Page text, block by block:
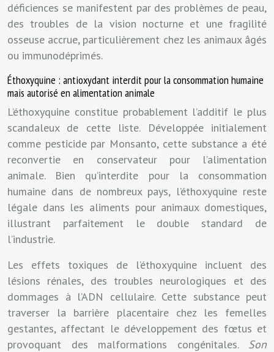
déficiences se manifestent par des problèmes de peau,
des troubles de la vision nocturne et une fragilité
osseuse accrue, particulièrement chez les animaux âgés
ou immunodéprimés.
Éthoxyquine : antioxydant interdit pour la consommation humaine
mais autorisé en alimentation animale
L’éthoxyquine constitue probablement l’additif le plus
scandaleux de cette liste. Développée initialement
comme pesticide par Monsanto, cette substance a été
reconvertie en conservateur pour l’alimentation
animale. Bien qu’interdite pour la consommation
humaine dans de nombreux pays, l’éthoxyquine reste
légale dans les aliments pour animaux domestiques,
illustrant parfaitement le double standard de
l’industrie.
Les effets toxiques de l’éthoxyquine incluent des
lésions rénales, des troubles neurologiques et des
dommages à l’ADN cellulaire. Cette substance peut
traverser la barrière placentaire chez les femelles
gestantes, affectant le développement des fœtus et
provoquant des malformations congénitales. Son